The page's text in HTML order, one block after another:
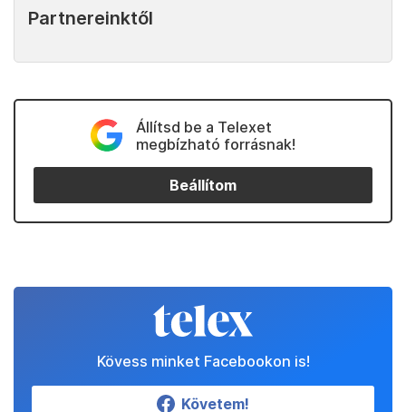
Partnereinktől
Állítsd be a Telexet
megbízható forrásnak!
Beállítom
Kövess minket Facebookon is!
Követem!